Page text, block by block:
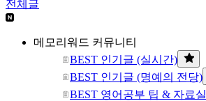
전체글
메모리워드 커뮤니티
BEST 인기글 (실시간)
BEST 인기글 (명예의 전당)
BEST 영어공부 팁 & 자료실